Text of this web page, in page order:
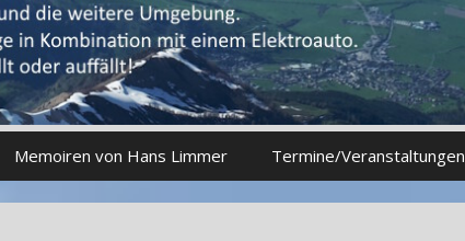
Memoiren von Hans Limmer Termine/Veranstaltungen